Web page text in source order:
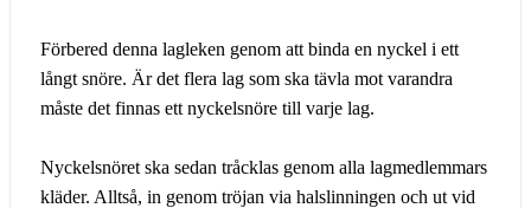
Förbered denna lagleken genom att binda en nyckel i ett
långt snöre. Är det flera lag som ska tävla mot varandra
måste det finnas ett nyckelsnöre till varje lag.
Nyckelsnöret ska sedan tråcklas genom alla lagmedlemmars
kläder. Alltså, in genom tröjan via halslinningen och ut vid